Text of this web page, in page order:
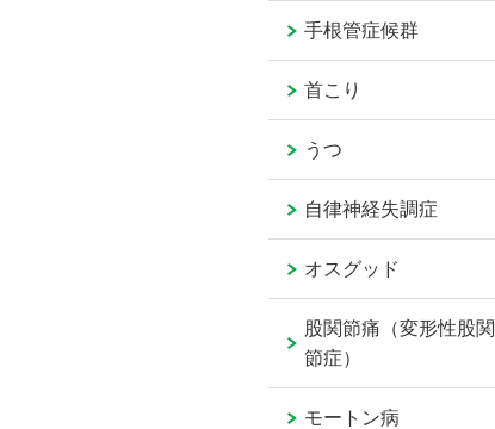
手根管症候群
首こり
うつ
自律神経失調症
オスグッド
股関節痛（変形性股関
節症）
モートン病